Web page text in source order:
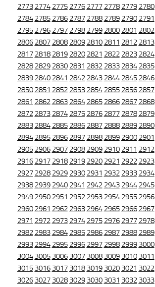
2773 2774 2775 2776 2777 2778 2779 2780
2784 2785 2786 2787 2788 2789 2790 2791
2795 2796 2797 2798 2799 2800 2801 2802
2806 2807 2808 2809 2810 2811 2812 2813
2817 2818 2819 2820 2821 2822 2823 2824
2828 2829 2830 2831 2832 2833 2834 2835
2839 2840 2841 2842 2843 2844 2845 2846
2850 2851 2852 2853 2854 2855 2856 2857
2861 2862 2863 2864 2865 2866 2867 2868
2872 2873 2874 2875 2876 2877 2878 2879
2883 2884 2885 2886 2887 2888 2889 2890
2894 2895 2896 2897 2898 2899 2900 2901
2905 2906 2907 2908 2909 2910 2911 2912
2916 2917 2918 2919 2920 2921 2922 2923
2927 2928 2929 2930 2931 2932 2933 2934
2938 2939 2940 2941 2942 2943 2944 2945
2949 2950 2951 2952 2953 2954 2955 2956
2960 2961 2962 2963 2964 2965 2966 2967
2971 2972 2973 2974 2975 2976 2977 2978
2982 2983 2984 2985 2986 2987 2988 2989
2993 2994 2995 2996 2997 2998 2999 3000
3004 3005 3006 3007 3008 3009 3010 3011
3015 3016 3017 3018 3019 3020 3021 3022
3026 3027 3028 3029 3030 3031 3032 3033